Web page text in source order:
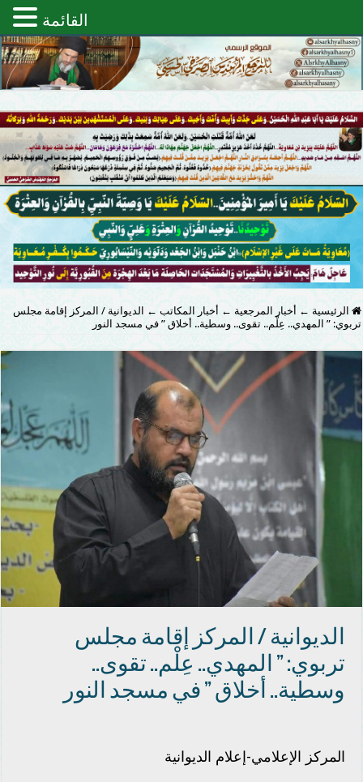
الرئيسية ← أخبار المرجعية ← أخبار المكاتب ← الديوانية / المركز إقامة مجلس
تربوي: ” المهدي.. عِلْم.. تقوى.. وسطية.. أخلاق ” في مسجد النور
الديوانية / المركز إقامة مجلس
تربوي: ” المهدي.. عِلْم.. تقوى..
وسطية.. أخلاق ” في مسجد النور
المركز الإعلامي-إعلام الديوانية
القائمة